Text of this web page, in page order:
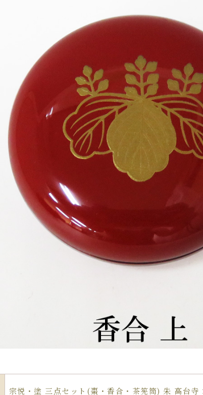
宗悦・塗 三点セット(棗・香合・茶筅筒) 朱 高台寺